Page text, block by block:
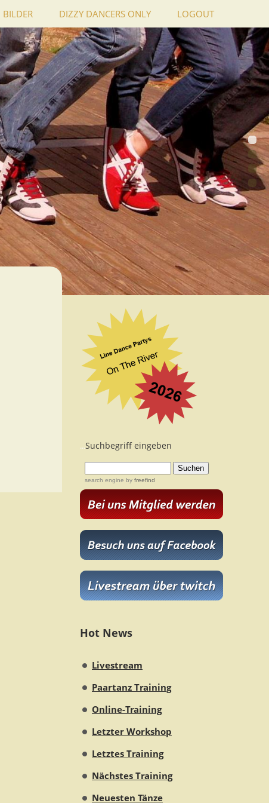
BILDER DIZZY DANCERS ONLY LOGOUT
...Suchbegriff eingeben
search engine by freefind
Hot News
Livestream
Paartanz Training
Online-Training
Letzter Workshop
Letztes Training
Nächstes Training
Neuesten Tänze